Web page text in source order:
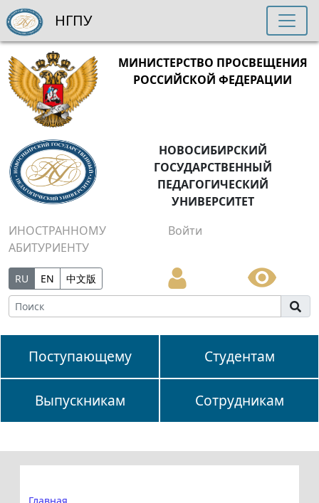
МИНИСТЕРСТВО ПРОСВЕЩЕНИЯ
РОССИЙСКОЙ ФЕДЕРАЦИИ
НОВОСИБИРСКИЙ
ГОСУДАРСТВЕННЫЙ
ПЕДАГОГИЧЕСКИЙ
УНИВЕРСИТЕТ
ИНОСТРАННОМУ
АБИТУРИЕНТУ
Войти
RU EN 中文版
Поступающему Студентам
Выпускникам Сотрудникам
НГПУ